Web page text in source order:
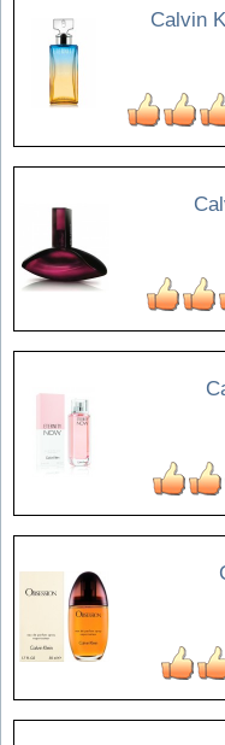
Calvin